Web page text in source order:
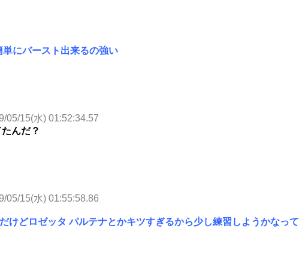
にバースト出来るの強い
05/15(水) 01:52:34.57
んだ？
05/15(水) 01:55:58.86
けどロゼッタ パルテナとかキツすぎるから少し練習しようかなって